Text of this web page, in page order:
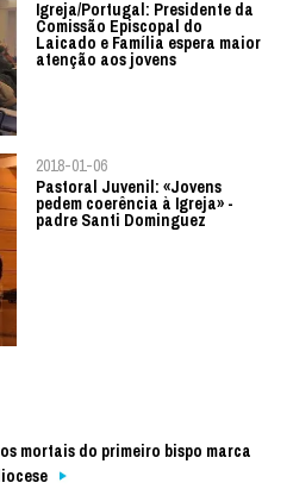
Igreja/Portugal: Presidente da
Comissão Episcopal do
Laicado e Família espera maior
atenção aos jovens
2018-01-06
Pastoral Juvenil: «Jovens
pedem coerência à Igreja» -
padre Santi Dominguez
mortais do primeiro bispo marca